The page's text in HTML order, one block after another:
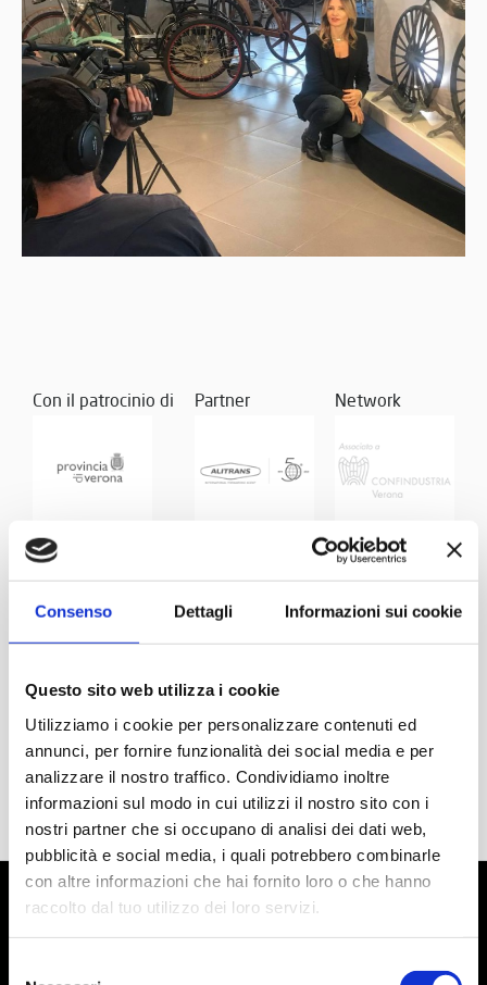
Consenso Dettagli Informazioni sui cookie
Questo sito web utilizza i cookie
Utilizziamo i cookie per personalizzare contenuti ed
annunci, per fornire funzionalità dei social media e per
analizzare il nostro traffico. Condividiamo inoltre
informazioni sul modo in cui utilizzi il nostro sito con i
nostri partner che si occupano di analisi dei dati web,
pubblicità e social media, i quali potrebbero combinarle
con altre informazioni che hai fornito loro o che hanno
raccolto dal tuo utilizzo dei loro servizi.
Con il patrocinio di Partner Network